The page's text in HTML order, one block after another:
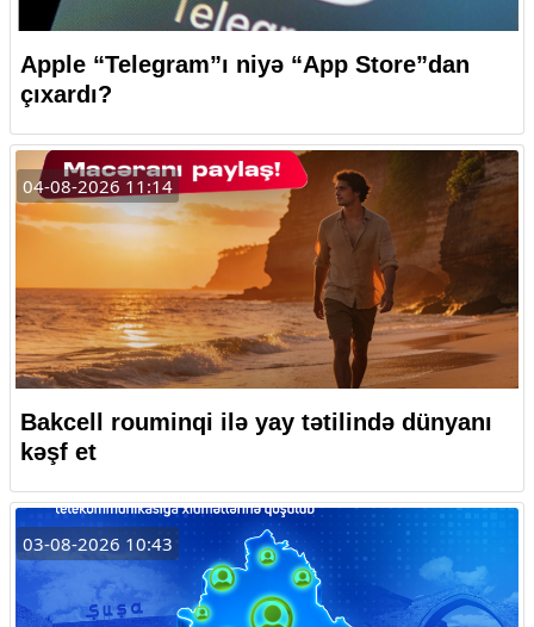
Apple “Telegram”ı niyə “App Store”dan
çıxardı?
04-08-2026 11:14
Bakcell rouminqi ilə yay tətilində dünyanı
kəşf et
03-08-2026 10:43